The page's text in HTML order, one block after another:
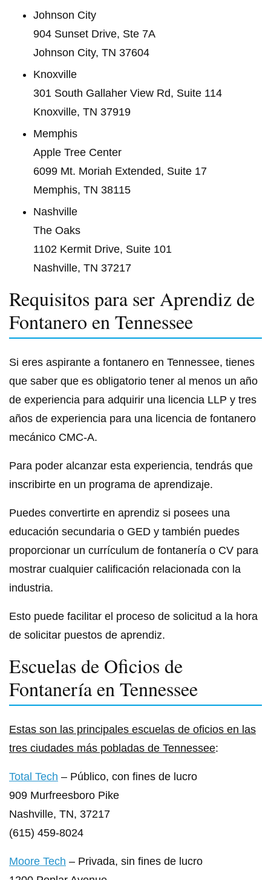
Johnson City
904 Sunset Drive, Ste 7A
Johnson City, TN 37604
Knoxville
301 South Gallaher View Rd, Suite 114
Knoxville, TN 37919
Memphis
Apple Tree Center
6099 Mt. Moriah Extended, Suite 17
Memphis, TN 38115
Nashville
The Oaks
1102 Kermit Drive, Suite 101
Nashville, TN 37217
Requisitos para ser Aprendiz de
Fontanero en Tennessee
Si eres aspirante a fontanero en Tennessee, tienes
que saber que es obligatorio tener al menos un año
de experiencia para adquirir una licencia LLP y tres
años de experiencia para una licencia de fontanero
mecánico CMC-A.
Para poder alcanzar esta experiencia, tendrás que
inscribirte en un programa de aprendizaje.
Puedes convertirte en aprendiz si posees una
educación secundaria o GED y también puedes
proporcionar un currículum de fontanería o CV para
mostrar cualquier calificación relacionada con la
industria.
Esto puede facilitar el proceso de solicitud a la hora
de solicitar puestos de aprendiz.
Escuelas de Oficios de
Fontanería en Tennessee
Estas son las principales escuelas de oficios en las
tres ciudades más pobladas de Tennessee:
Total Tech – Público, con fines de lucro
909 Murfreesboro Pike
Nashville, TN, 37217
(615) 459-8024
Moore Tech – Privada, sin fines de lucro